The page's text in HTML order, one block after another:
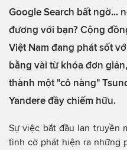
Google Search bất ngờ...
đương với bạn? Cộng
Việt Nam đang phát sốt
bằng vài từ khóa đơn
thành một "cô nàng"
Yandere đầy chiếm hữu.
Sự việc bắt đầu lan truyền
tình cờ phát hiện ra những